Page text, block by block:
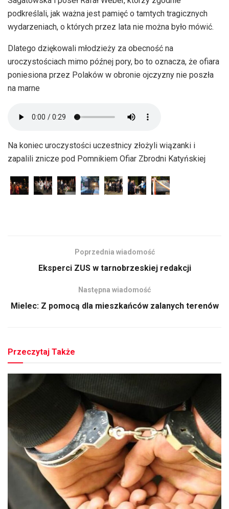
podkreślali, jak ważna jest pamięć o tamtych tragicznych
wydarzeniach, o których przez lata nie można było mówić.
Dlatego dziękowali młodzieży za obecność na
uroczystościach mimo późnej pory, bo to oznacza, że ofiara
poniesiona przez Polaków w obronie ojczyzny nie poszła
na marne
Na koniec uroczystości uczestnicy złożyli wiązanki i
zapalili znicze pod Pomnikiem Ofiar Zbrodni Katyńskiej
Poprzednia wiadomość
Eksperci ZUS w tarnobrzeskiej redakcji
Następna wiadomość
Mielec: Z pomocą dla mieszkańców zalanych terenów
Przeczytaj Także